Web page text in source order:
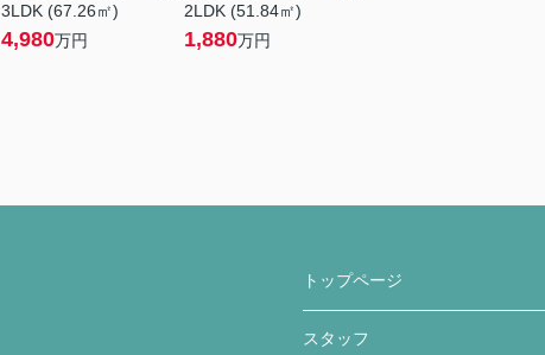
3LDK (67.26㎡)
4,980万円
2LDK (51.84㎡)
1,880万円
トップページ
スタッフ